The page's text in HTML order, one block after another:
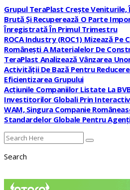
Grupul TeraPlast Crește
Brută Și Recuperează O Parte
Înregistrată În Primul Trimestru
ROCA Industry (ROC1) Mizează
Românești A Materialelor De
TeraPlast Analizează Vânzarea
Activității De Bază Pentru
Eficientizarea Grupului
Acțiunile Companiilor Listate La
Investitorilor Globali Prin
WAM, Singura Companie
Standardelor Globale Pentru
Search